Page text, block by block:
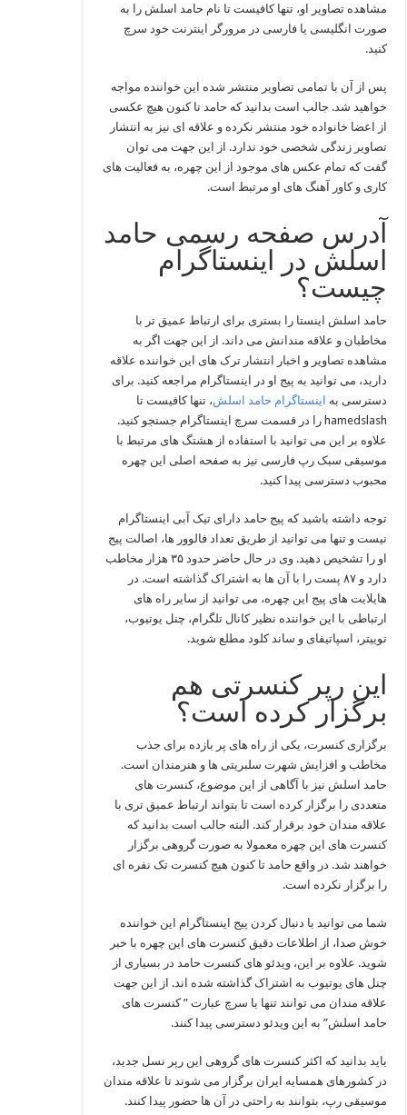
مشاهده تصاویر او، تنها کافیست تا نام حامد اسلش را به
صورت انگلیسی یا فارسی در مرورگر اینترنت خود سرچ
کنید.
پس از آن با تمامی تصاویر منتشر شده این خواننده مواجه
خواهید شد. جالب است بدانید که حامد تا کنون هیچ عکسی
از اعضا خانواده خود منتشر نکرده و علاقه ای نیز به انتشار
تصاویر زندگی شخصی خود ندارد. از این جهت می توان
گفت که تمام عکس های موجود از این چهره، به فعالیت های
کاری و کاور آهنگ های او مرتبط است.
آدرس صفحه رسمی حامد
اسلش در اینستاگرام
چیست؟
حامد اسلش اینستا را بستری برای ارتباط عمیق تر با
مخاطبان و علاقه مندانش می داند. از این جهت اگر به
مشاهده تصاویر و اخبار انتشار ترک های این خواننده علاقه
دارید، می توانید به پیج او در اینستاگرام مراجعه کنید. برای
دسترسی به اینستاگرام حامد اسلش، تنها کافیست تا
hamedslash را در قسمت سرچ اینستاگرام جستجو کنید.
علاوه بر این می توانید با استفاده از هشتگ های مرتبط با
موسیقی سبک رپ فارسی نیز به صفحه اصلی این چهره
محبوب دسترسی پیدا کنید.
توجه داشته باشید که پیج حامد دارای تیک آبی اینستاگرام
نیست و تنها می توانید از طریق تعداد فالوور ها، اصالت پیج
او را تشخیص دهید. وی در حال حاضر حدود ۳۵ هزار مخاطب
دارد و ۸۷ پست را با آن ها به اشتراک گذاشته است. در
هایلایت های پیج این چهره، می توانید از سایر راه های
ارتباطی با این خواننده نظیر کانال تلگرام، چنل یوتیوب،
توییتر، اسپاتیفای و ساند کلود مطلع شوید.
این رپر کنسرتی هم
برگزار کرده است؟
برگزاری کنسرت، یکی از راه های پر بازده برای جذب
مخاطب و افزایش شهرت سلبریتی ها و هنرمندان است.
حامد اسلش نیز با آگاهی از این موضوع، کنسرت های
متعددی را برگزار کرده است تا بتواند ارتباط عمیق تری با
علاقه مندان خود برقرار کند. البته جالب است بدانید که
کنسرت های این چهره معمولا به صورت گروهی برگزار
خواهند شد. در واقع حامد تا کنون هیچ کنسرت تک نفره ای
را برگزار نکرده است.
شما می توانید با دنبال کردن پیج اینستاگرام این خواننده
خوش صدا، از اطلاعات دقیق کنسرت های این چهره با خبر
شوید. علاوه بر این، ویدئو های کنسرت حامد در بسیاری از
چنل های یوتیوب به اشتراک گذاشته شده اند. از این جهت
علاقه مندان می توانند تنها با سرچ عبارت ” کنسرت های
حامد اسلش” به این ویدئو دسترسی پیدا کنند.
باید بدانید که اکثر کنسرت های گروهی این رپر نسل جدید،
در کشورهای همسایه ایران برگزار می شوند تا علاقه مندان
موسیقی رپ، بتوانند به راحتی در آن ها حضور پیدا کنند.